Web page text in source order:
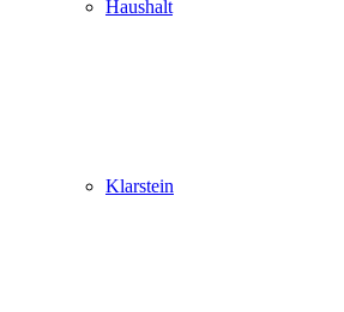
Haushalt
Klarstein